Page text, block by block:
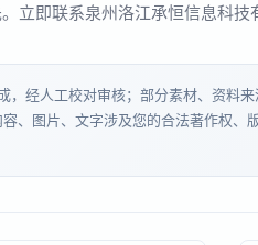
立即联系泉州洛江承恒信息科技
，经人工校对审核；部分素材、资料
、图片、文字涉及您的合法著作权、